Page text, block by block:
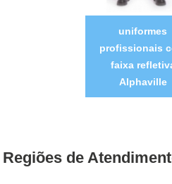
uniformes
profissionais
faixa
Alphaville
Regiões de